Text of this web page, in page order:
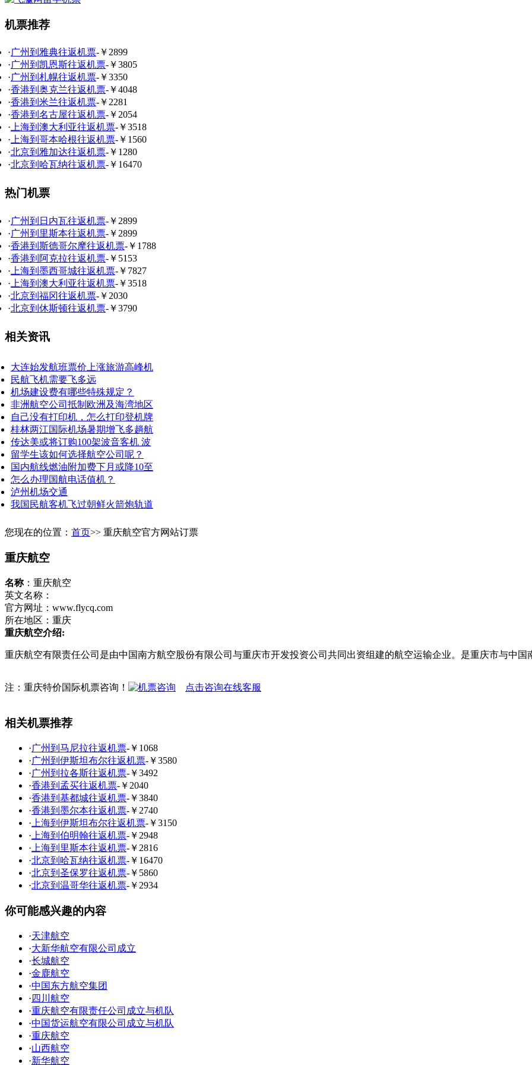
机票推荐
·广州到雅典往返机票-￥2899
·广州到凯恩斯往返机票-￥3805
·广州到札幌往返机票-￥3350
·香港到奥克兰往返机票-￥4048
·香港到米兰往返机票-￥2281
·香港到名古屋往返机票-￥2054
·上海到澳大利亚往返机票-￥3518
·上海到哥本哈根往返机票-￥1560
·北京到雅加达往返机票-￥1280
·北京到哈瓦纳往返机票-￥16470
热门机票
·广州到日内瓦往返机票-￥2899
·广州到里斯本往返机票-￥2899
·香港到斯德哥尔摩往返机票-￥1788
·香港到阿克拉往返机票-￥5153
· 上海到墨西哥城往返机票-￥7827
· 上海到澳大利亚往返机票-￥3518
·北京到福冈往返机票-￥2030
·北京到休斯顿往返机票-￥3790
相关资讯
大连始发航班票价上涨旅游高峰机
民航飞机需要飞多远
机场建设费有哪些特殊规定？
非洲航空公司抵制欧洲及海湾地区
自己没有打印机，怎么打印登机牌
桂林两江国际机场暑期增飞多趟航
传达美或将订购100架波音客机 波
留学生该如何选择航空公司呢？
国内航线燃油附加费下月或降10至
怎么办理国航电话值机？
泸州机场交通
我国民航客机飞过朝鲜火箭炮轨道
您现在的位置： 首页>> 重庆航空官方网站订票
重庆航空
名称：重庆航空
英文名称：
官方网址：www.flycq.com
所在地区：重庆
重庆航空介绍:
重庆航空有限责任公司是由中国南方航空股份有限公司与重庆市开发投资公司共同出资组建的航空运输企业。是重庆市与中国
注：重庆特价国际机票咨询！ 点击咨询在线客服
相关机票推荐
·广州到马尼拉往返机票-￥1068
·广州到伊斯坦布尔往返机票-￥3580
·广州到拉各斯往返机票-￥3492
·香港到孟买往返机票-￥2040
·香港到基都城往返机票-￥3840
·香港到墨尔本往返机票-￥2740
· 上海到伊斯坦布尔往返机票-￥3150
· 上海到伯明翰往返机票-￥2948
· 上海到里斯本往返机票-￥2816
·北京到哈瓦纳往返机票-￥16470
·北京到圣保罗往返机票-￥5860
·北京到温哥华往返机票-￥2934
你可能感兴趣的内容
·天津航空
·大新华航空有限公司成立
·长城航空
·金鹿航空
·中国东方航空集团
· 四川航空
·重庆航空有限责任公司成立与机队
·中国货运航空有限公司成立与机队
·重庆航空
·山西航空
·新华航空